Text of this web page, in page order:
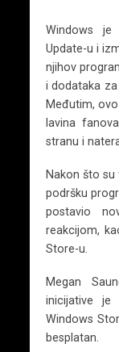
Windows je
Update-u i
njihov
i dodataka
Međutim,
lavina
stranu i
Nakon što
podršku
postavio
reakcijom,
Store-u.
Megan
inicijative
Windows
besplatan.